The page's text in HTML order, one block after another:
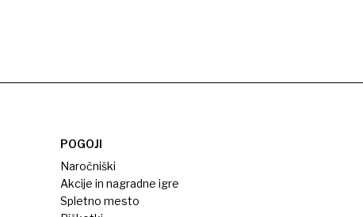
POGOJI
Naročniški
Akcije in nagradne igre
Spletno mesto